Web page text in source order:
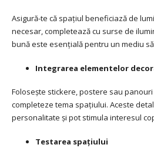
Asigură-te că spațiul beneficiază de
necesar, completează cu surse de
bună este esențială pentru un mediu
Integrarea elementelor
Folosește stickere, postere sau
completeze tema spațiului. Aceste
personalitate și pot stimula interesul
Testarea spațiului